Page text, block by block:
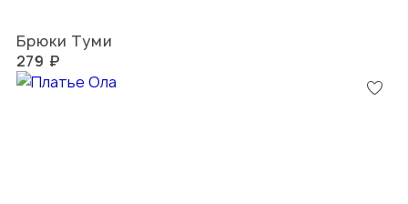
Брюки Туми
279 ₽